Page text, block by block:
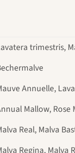
trimestris,
Annuelle,
Mallow, Rose
Real, Malva
Regina, Malva